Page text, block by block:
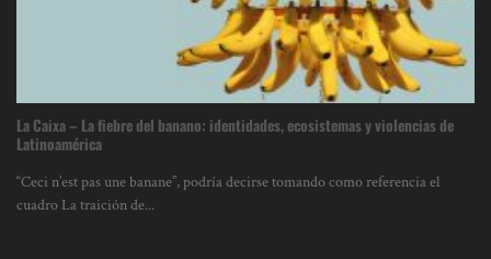
La Caixa – La fiebre del banano: identidades, ecosistemas y violencias de
Latinoamérica
“Ceci n’est pas une banane”, podría decirse tomando como referencia el
cuadro La traición de...